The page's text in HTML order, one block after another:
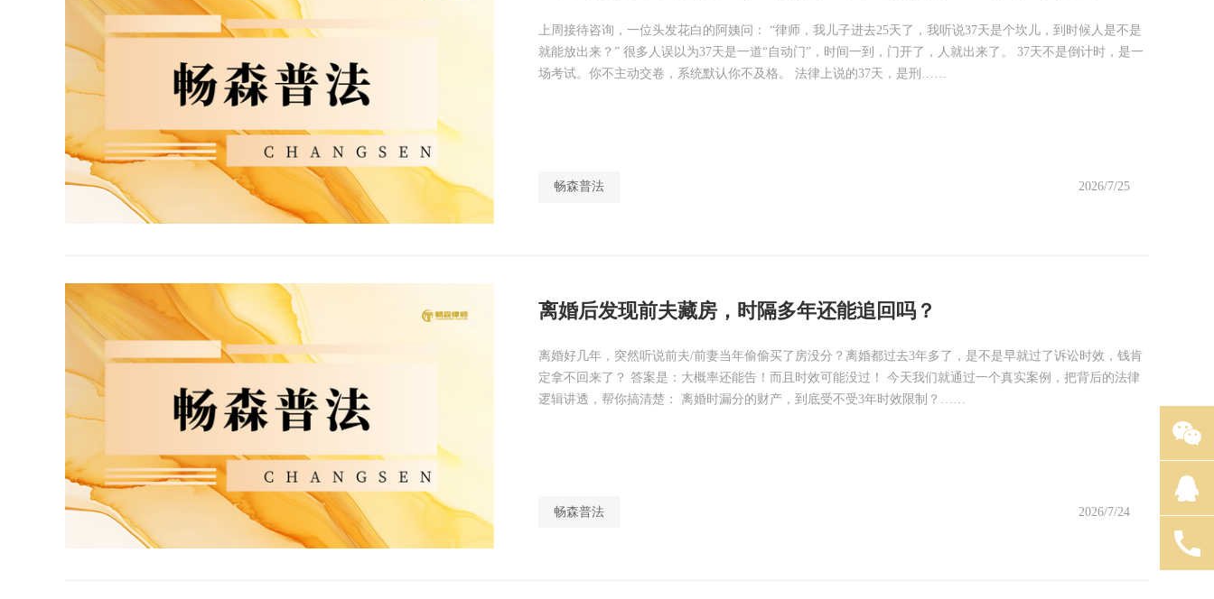
上周接待咨询，一位头发花白的阿姨问： “律师，我儿子进去25天了，我听说37天是个坎儿，到时候人是不是
就能放出来？” 很多人误以为37天是一道“自动门”，时间一到，门开了，人就出来了。 37天不是倒计时，是一
场考试。你不主动交卷，系统默认你不及格。 法律上说的37天，是刑……
畅森普法 2026/7/25
离婚后发现前夫藏房，时隔多年还能追回吗？
离婚好几年，突然听说前夫/前妻当年偷偷买了房没分？离婚都过去3年多了，是不是早就过了诉讼时效，钱肯
定拿不回来了？ 答案是：大概率还能告！而且时效可能没过！ 今天我们就通过一个真实案例，把背后的法律
逻辑讲透，帮你搞清楚： 离婚时漏分的财产，到底受不受3年时效限制？……
畅森普法 2026/7/24